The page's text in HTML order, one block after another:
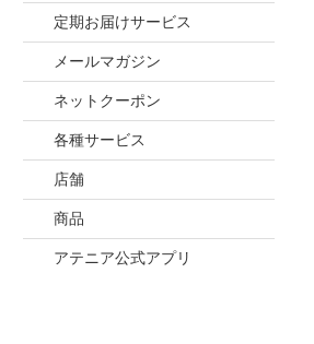
定期お届けサービス
メールマガジン
ネットクーポン
各種サービス
店舗
商品
アテニア公式アプリ